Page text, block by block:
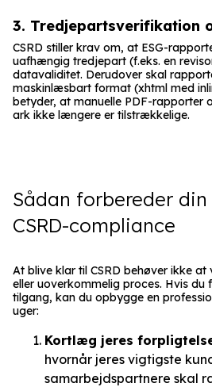
3. Tredjepartsverifikation
CSRD stiller krav om, at ESG-
uafhængig tredjepart (f.eks. en
datavaliditet. Derudover skal
maskinlæsbart format (xhtml med
betyder, at manuelle PDF-rapporter
ark ikke længere er tilstrækkelige.
Sådan forbereder din
CSRD-compliance
At blive klar til CSRD behøver ikke
eller uoverkommelig proces. Hvis du
tilgang, kan du opbygge en
uger:
Kortlæg jeres
hvornår jeres vigtigste
samarbejdspartnere skal